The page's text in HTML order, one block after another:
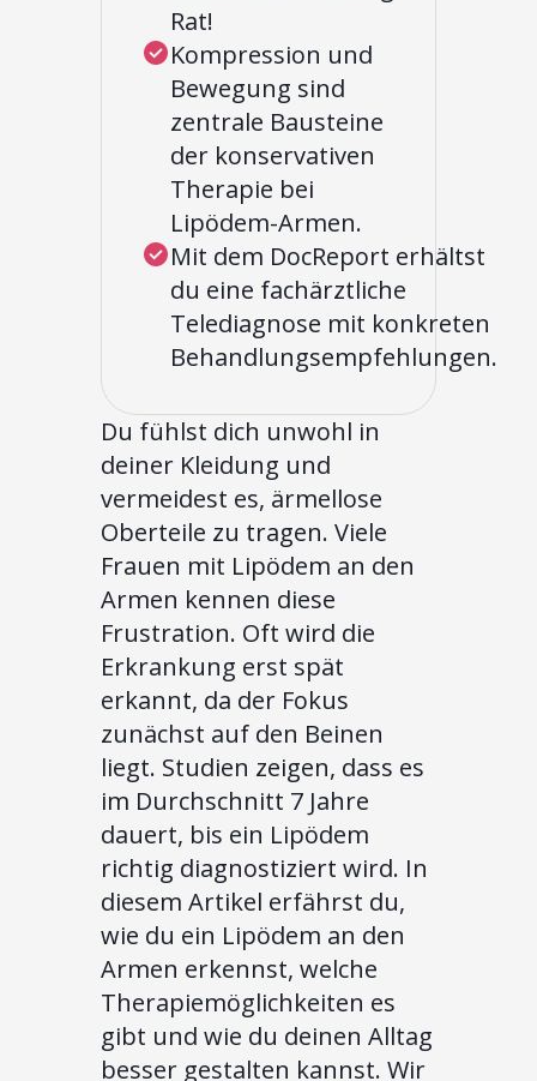
Rat!
Kompression und
Bewegung sind
zentrale Bausteine
der konservativen
Therapie bei
Lipödem-Armen.
Mit dem DocReport erhältst
du eine fachärztliche
Telediagnose mit konkreten
Behandlungsempfehlungen.
Du fühlst dich unwohl in
deiner Kleidung und
vermeidest es, ärmellose
Oberteile zu tragen. Viele
Frauen mit Lipödem an den
Armen kennen diese
Frustration. Oft wird die
Erkrankung erst spät
erkannt, da der Fokus
zunächst auf den Beinen
liegt. Studien zeigen, dass es
im Durchschnitt 7 Jahre
dauert, bis ein Lipödem
richtig diagnostiziert wird. In
diesem Artikel erfährst du,
wie du ein Lipödem an den
Armen erkennst, welche
Therapiemöglichkeiten es
gibt und wie du deinen Alltag
besser gestalten kannst. Wir